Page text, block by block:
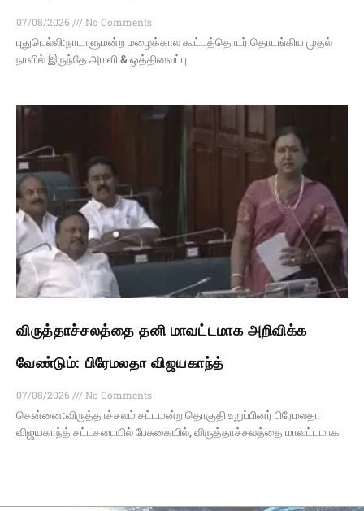
07/08/2026
No Comments
புதுடெல்லி:நாடாளுமன்ற மழைக்கால கூட்டத்தொடர் தொடங்கிய முதல்
நாளில் இருந்தே அமளி & ஒத்திவைப்பு
விருத்தாச்சலத்தை தனி மாவட்டமாக அறிவிக்க
வேண்டும்: பிரேமலதா விஜயகாந்த்
07/08/2026
No Comments
சென்னை:விருத்தாச்சலம் சட்டமன்ற தொகுதி உறுப்பினர் பிரேமலதா
விஜயகாந்த் சட்டசபையில் பேசுகையில், விருத்தாச்சலத்தை மாவட்டமாக